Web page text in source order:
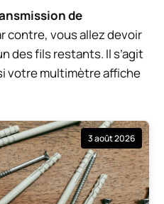
de
contre, vous allez devoir
des fils restants. Il s’agit
votre multimètre affiche
3 août 2026